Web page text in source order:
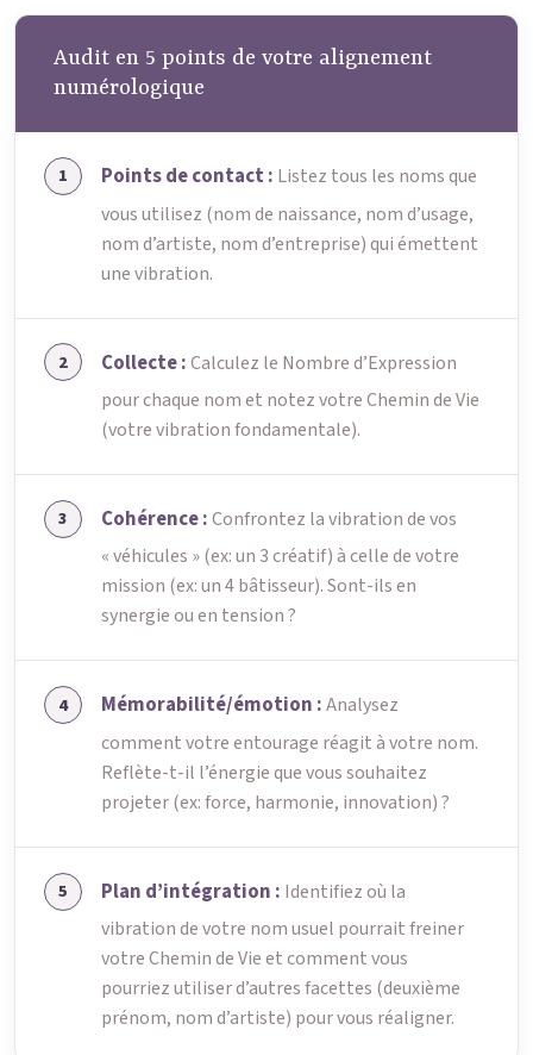
Audit en 5 points de votre alignement
numérologique
Points de contact : Listez tous les noms que
vous utilisez (nom de naissance, nom d’usage,
nom d’artiste, nom d’entreprise) qui émettent
une vibration.
Collecte :Calculez le Nombre d’Expression
pour chaque nom et notez votre Chemin de Vie
(votre vibration fondamentale).
Cohérence :Confrontez la vibration de vos
« véhicules » (ex: un 3 créatif) à celle de votre
mission (ex: un 4 bâtisseur). Sont-ils en
synergie ou en tension ?
Mémorabilité/émotion :Analysez
comment votre entourage réagit à votre nom.
Reflète-t-il l’énergie que vous souhaitez
projeter (ex: force, harmonie, innovation) ?
Plan d’intégration : Identifiez où la
vibration de votre nom usuel pourrait freiner
votre Chemin de Vie et comment vous
pourriez utiliser d’autres facettes (deuxième
prénom, nom d’artiste) pour vous réaligner.